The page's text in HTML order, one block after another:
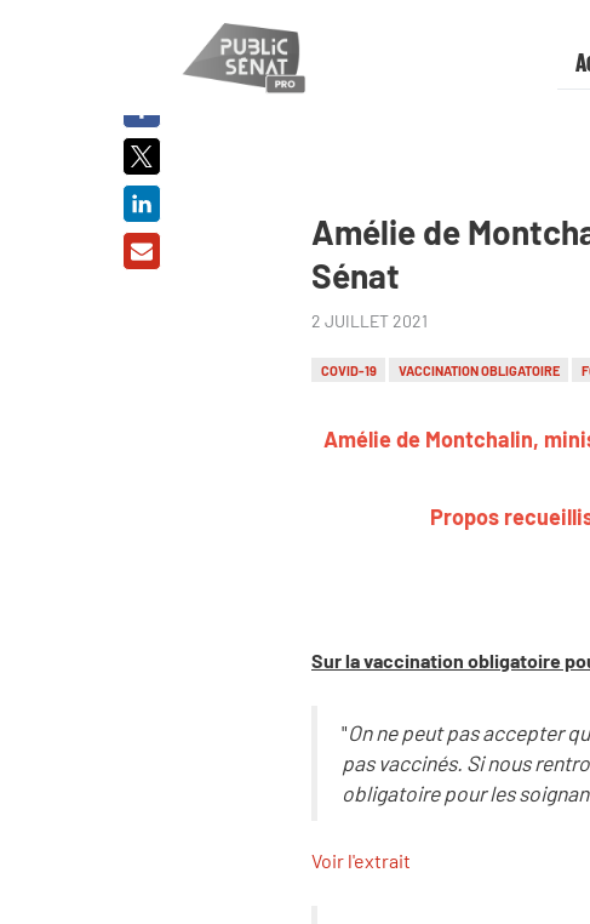
Amélie de
Sénat
2 JUILLET 2021
COVID-19 VACCINATION OBLIGATOIRE
Amélie de Montchalin,
Propos
Sur la vaccination obligatoire
"On ne peut pas accepter
pas vaccinés. Si nous
obligatoire pour les
Voir l'extrait